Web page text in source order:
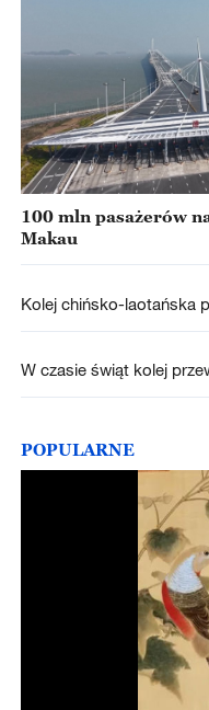
100 mln pasażerów
Makau
Kolej chińsko-laotańska
W czasie świąt kolej
POPULARNE